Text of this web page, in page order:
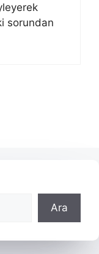
sorundan
Ara